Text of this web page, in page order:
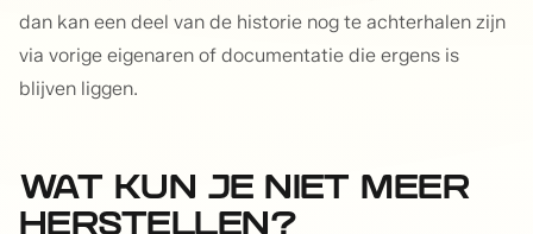
dan kan een deel van de historie nog te achterhalen zijn
via vorige eigenaren of documentatie die ergens is
blijven liggen.
WAT KUN JE NIET MEER
HERSTELLEN?